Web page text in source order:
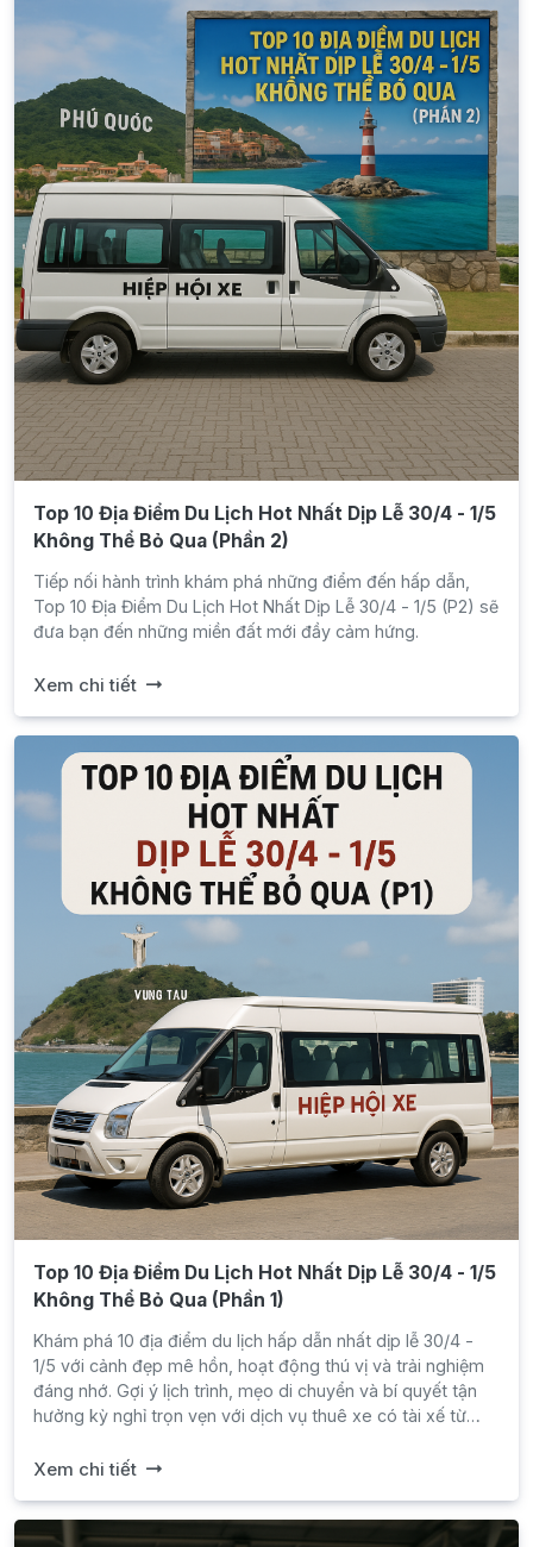
Top 10 Địa Điểm Du Lịch Hot Nhất Dịp Lễ 30/4 - 1/5
Không Thể Bỏ Qua (Phần 2)
Tiếp nối hành trình khám phá những điểm đến hấp dẫn,
Top 10 Địa Điểm Du Lịch Hot Nhất Dịp Lễ 30/4 - 1/5 (P2) sẽ
đưa bạn đến những miền đất mới đầy cảm hứng.
Xem chi tiết
Top 10 Địa Điểm Du Lịch Hot Nhất Dịp Lễ 30/4 - 1/5
Không Thể Bỏ Qua (Phần 1)
Khám phá 10 địa điểm du lịch hấp dẫn nhất dịp lễ 30/4 -
1/5 với cảnh đẹp mê hồn, hoạt động thú vị và trải nghiệm
đáng nhớ. Gợi ý lịch trình, mẹo di chuyển và bí quyết tận
hưởng kỳ nghỉ trọn vẹn với dịch vụ thuê xe có tài xế từ
Xem chi tiết